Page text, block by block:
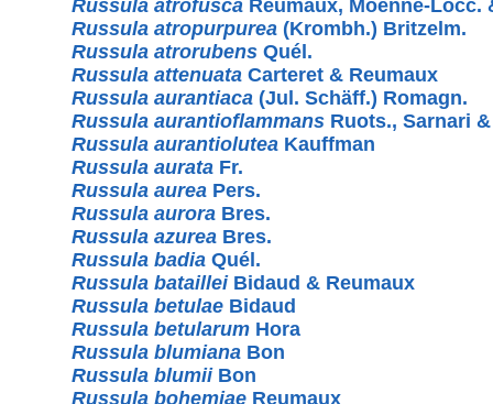
Russula atrofusca Reumaux, Moënne-Locc.
Russula atropurpurea (Krombh.) Britzelm.
Russula atrorubens Quél.
Russula attenuata Carteret & Reumaux
Russula aurantiaca (Jul. Schäff.) Romagn.
Russula aurantioflammans Ruots., Sarnari
Russula aurantiolutea Kauffman
Russula aurata Fr.
Russula aurea Pers.
Russula aurora Bres.
Russula azurea Bres.
Russula badia Quél.
Russula batailleiBidaud & Reumaux
Russula betulae Bidaud
Russula betularum Hora
Russula blumiana Bon
Russula blumiiBon
Russula bohemiae Reumaux